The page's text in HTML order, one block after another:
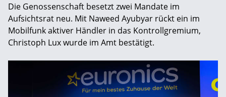
Die Genossenschaft besetzt zwei Mandate im
Aufsichtsrat neu. Mit Naweed Ayubyar rückt ein im
Mobilfunk aktiver Händler in das Kontrollgremium,
Christoph Lux wurde im Amt bestätigt.